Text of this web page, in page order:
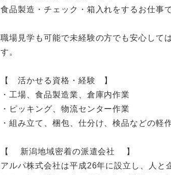
食品製造・チェック・箱入れをするお仕事で
職場見学も可能で未経験の方でも安心して
す。
【 活かせる資格・経験 】
・工場、食品製造業、倉庫内作業
・ピッキング、物流センター作業
・組み立て、梱包、仕分け、検品などの軽
【 新潟地域密着の派遣会社 】
アルパ株式会社は平成26年に設立し、人と